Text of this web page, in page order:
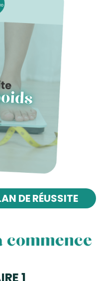
DE RÉUSSITE
1